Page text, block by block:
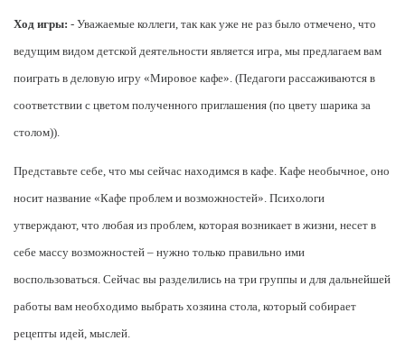
Ход игры: - Уважаемые коллеги, так как уже не раз было отмечено, что
ведущим видом детской деятельности является игра, мы предлагаем вам
поиграть в деловую игру «Мировое кафе». (Педагоги рассаживаются в
соответствии с цветом полученного приглашения (по цвету шарика за
столом)).
Представьте себе, что мы сейчас находимся в кафе. Кафе необычное, оно
носит название «Кафе проблем и возможностей». Психологи
утверждают, что любая из проблем, которая возникает в жизни, несет в
себе массу возможностей – нужно только правильно ими
воспользоваться. Сейчас вы разделились на три группы и для дальнейшей
работы вам необходимо выбрать хозяина стола, который собирает
рецепты идей, мыслей.